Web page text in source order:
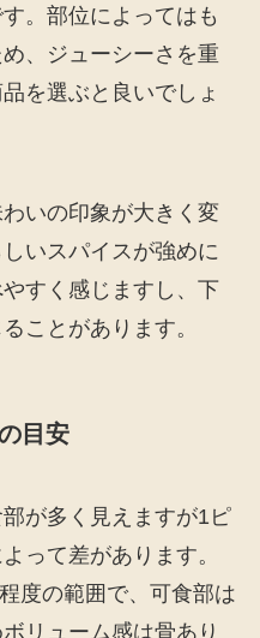
。部位によってはも
、ジューシーさを重
を選ぶと良いでしょ
いの印象が大きく変
いスパイスが強めに
すく感じますし、下
ことがあります。
目安
が多く見えますが1ピ
って差があります。
度の範囲で、可食部は
リューム感は骨あり